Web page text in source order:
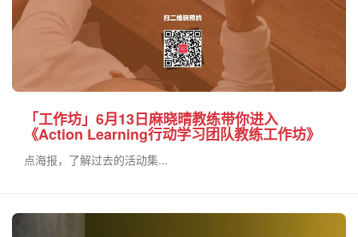
「工作坊」6月13日麻晓晴教练带你进入
《Action Learning行动学习团队教练工作坊》
点海报，了解过去的活动集...